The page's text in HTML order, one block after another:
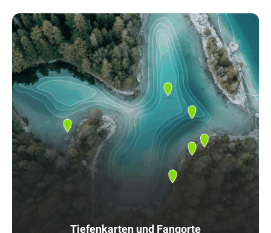
Tiefenkarten und Fangorte